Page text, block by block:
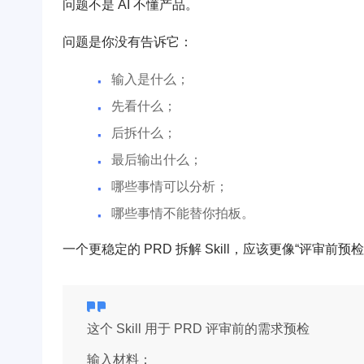
问题不是 AI 不懂产品。
问题是你没有告诉它：
输入是什么；
先看什么；
后拆什么；
最后输出什么；
哪些事情可以分析；
哪些事情不能替你拍板。
一个更稳定的 PRD 拆解 Skill，应该更像“评审前预检
这个 Skill 用于 PRD 评审前的需求预检
输入材料：